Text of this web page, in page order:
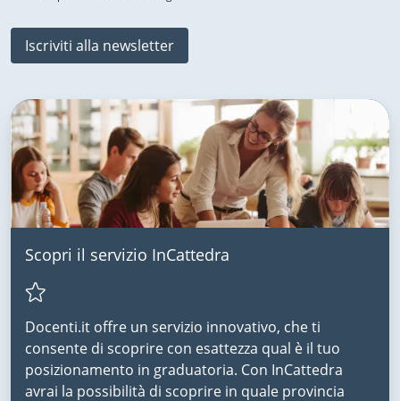
Iscriviti alla newsletter
Scopri il servizio InCattedra
Docenti.it offre un servizio innovativo, che ti
consente di scoprire con esattezza qual è il tuo
posizionamento in graduatoria. Con InCattedra
avrai la possibilità di scoprire in quale provincia